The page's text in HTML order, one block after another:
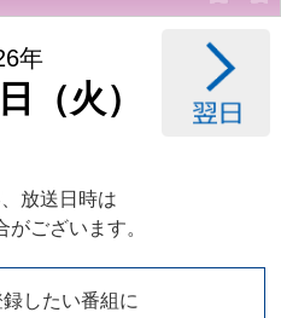
年
（火）
放送日時は
ございます。
したい番組に